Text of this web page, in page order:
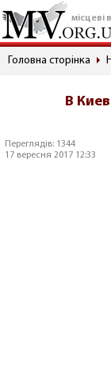
місцеві
Головна сторінка
В
Переглядів: 1344
17 вересня 2017 12:33